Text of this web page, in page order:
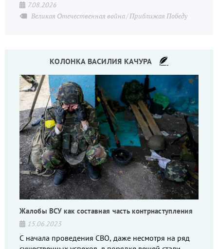
7.08.2026
Великая Отечественная война Приближая Победу
КОЛОНКА ВАСИЛИЯ КАЧУРА
Жалобы ВСУ как составная часть контрнаступления
15.06.2023
С начала проведения СВО, даже несмотря на ряд